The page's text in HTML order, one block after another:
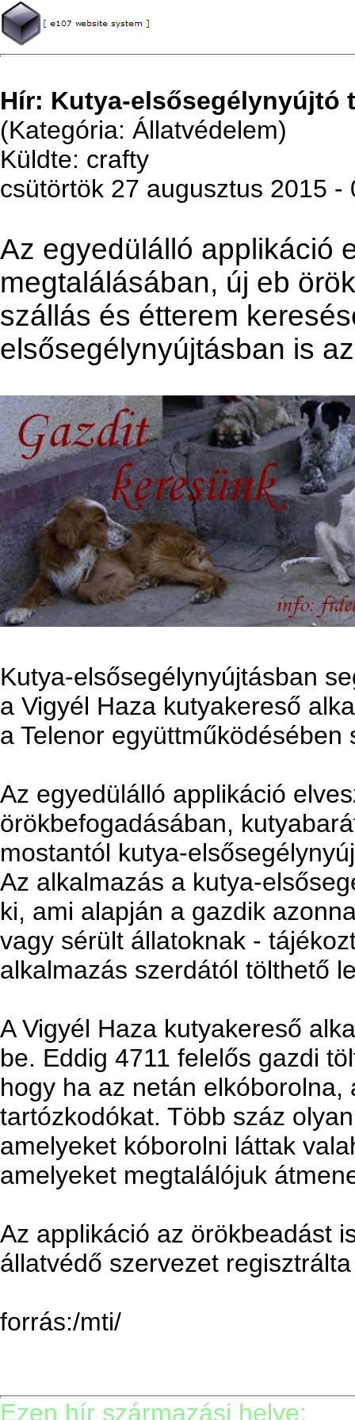
Hír: Kutya-elsősegélynyújtó
(Kategória: Állatvédelem)
Küldte: crafty
csütörtök 27 augusztus 2015 -
Az egyedülálló applikáció
megtalálásában, új eb
szállás és étterem
elsősegélynyújtásban is
Kutya-elsősegélynyújtásban
a Vigyél Haza kutyakereső
a Telenor együttműködésében
Az egyedülálló applikáció
örökbefogadásában,
mostantól kutya-
Az alkalmazás a kutya-
ki, ami alapján a gazdik
vagy sérült állatoknak -
alkalmazás szerdától tölthető
A Vigyél Haza kutyakereső
be. Eddig 4711 felelős gazdi
hogy ha az netán
tartózkodókat. Több száz
amelyeket kóborolni láttak
amelyeket megtalálójuk
Az applikáció az örökbeadást
állatvédő szervezet
forrás:/mti/
Ezen hír származási helye: